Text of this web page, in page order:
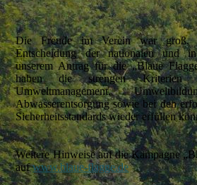
Die Freude im Verein war
Entscheidung der nationalen und
unserem Antrag für die „Blaue
haben die strengen Kriterien
Umweltmanagement,
Abwasserentsorgung sowie bei den
Sicherheitsstandards wieder erfüllen
Weitere Hinweise auf die Kampagne
aufwww.blaue-flagge.de